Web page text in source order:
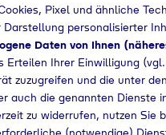
Pixel und ähnliche
personalisierter
Daten von Ihnen
Erteilen Ihrer Einwilligung
zuzugreifen und die unter
auch die genannten Dienste
zu widerrufen, nutzen Sie